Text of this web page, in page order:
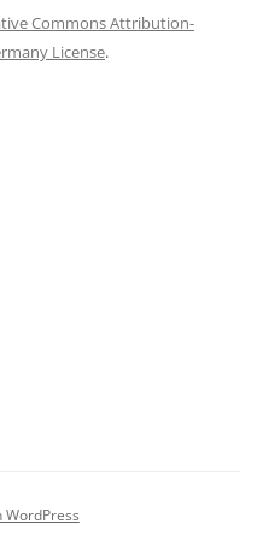
Commons Attribution-
License.